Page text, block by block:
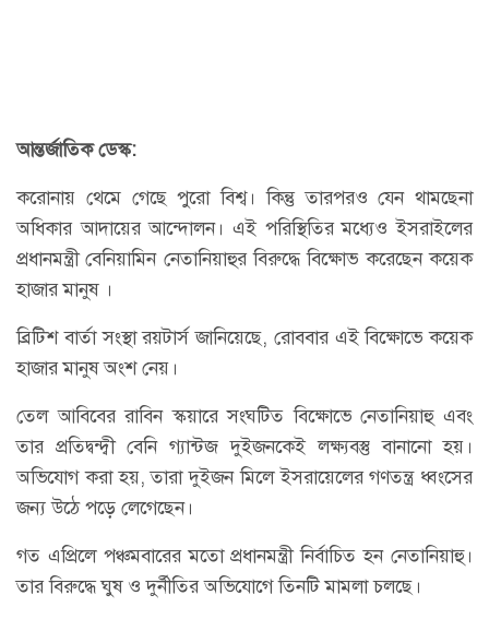
আন্তর্জাতিক ডেস্ক:
করোনায় থেমে গেছে পুরো বিশ্ব। কিন্তু তারপরও যেন থামছেনা
অধিকার আদায়ের আন্দোলন। এই পরিস্থিতির মধ্যেও ইসরাইলের
প্রধানমন্ত্রী বেনিয়ামিন নেতানিয়াহুর বিরুদ্ধে বিক্ষোভ করেছেন কয়েক
হাজার মানুষ ।
ব্রিটিশ বার্তা সংস্থা রয়টার্স জানিয়েছে, রোববার এই বিক্ষোভে কয়েক
হাজার মানুষ অংশ নেয়।
তেল আবিবের রাবিন স্কয়ারে সংঘটিত বিক্ষোভে নেতানিয়াহু এবং
তার প্রতিদ্বন্দ্বী বেনি গ্যান্টজ দুইজনকেই লক্ষ্যবস্তু বানানো হয়।
অভিযোগ করা হয়, তারা দুইজন মিলে ইসরায়েলের গণতন্ত্র ধ্বংসের
জন্য উঠে পড়ে লেগেছেন।
গত এপ্রিলে পঞ্চমবারের মতো প্রধানমন্ত্রী নির্বাচিত হন নেতানিয়াহু।
তার বিরুদ্ধে ঘুষ ও দুর্নীতির অভিযোগে তিনটি মামলা চলছে।